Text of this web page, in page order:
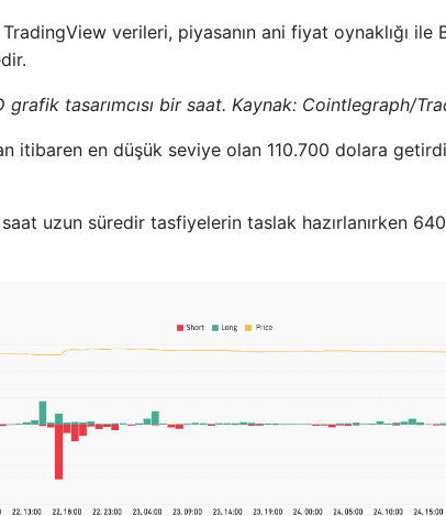
verileri, piyasanın ani fiyat oynaklığı
grafik tasarımcısı bir saat. Kaynak: Cointlegraph/
itibaren en düşük seviye olan 110.700 dolara
uzun süredir tasfiyelerin taslak hazırlanırken